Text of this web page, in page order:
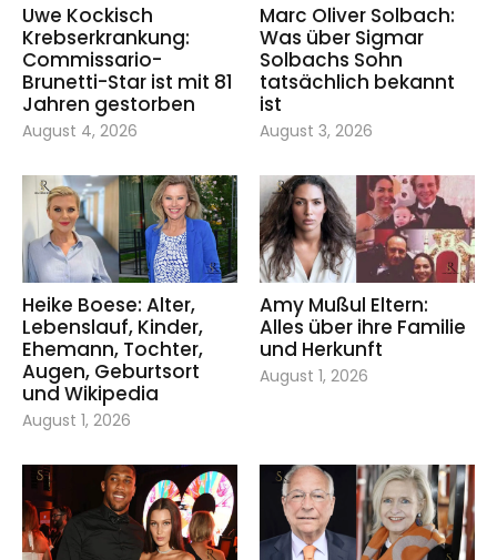
Uwe Kockisch
Krebserkrankung:
Commissario-
Brunetti-Star ist mit 81
Jahren gestorben
August 4, 2026
Marc Oliver Solbach:
Was über Sigmar
Solbachs Sohn
tatsächlich bekannt
ist
August 3, 2026
Heike Boese: Alter,
Lebenslauf, Kinder,
Ehemann, Tochter,
Augen, Geburtsort
und Wikipedia
August 1, 2026
Amy Mußul Eltern:
Alles über ihre Familie
und Herkunft
August 1, 2026